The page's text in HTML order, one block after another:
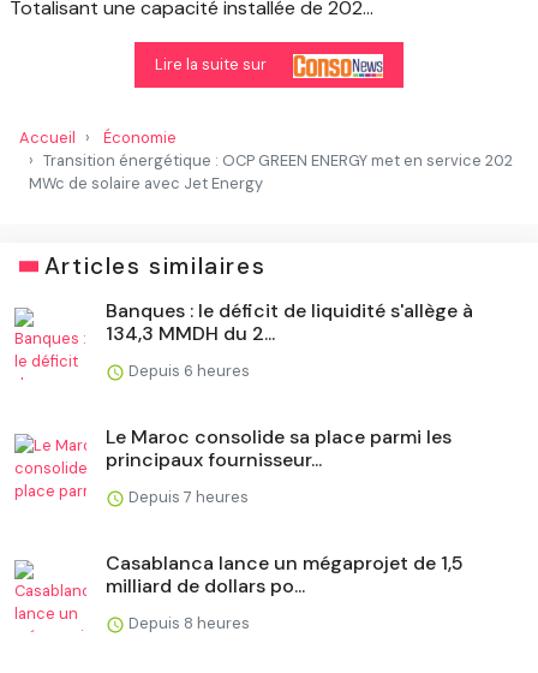
Totalisant une capacité installée de 202...
Lire la suite sur
Accueil
Économie
Transition énergétique : OCP GREEN ENERGY met en service 202
MWc de solaire avec Jet Energy
Articles similaires
Banques : le déficit de liquidité s'allège à
134,3 MMDH du 2...
Depuis 6 heures
Le Maroc consolide sa place parmi les
principaux fournisseur...
Depuis 7 heures
Casablanca lance un mégaprojet de 1,5
milliard de dollars po...
Depuis 8 heures